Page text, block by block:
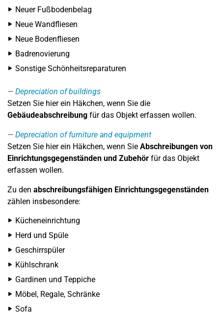
Neuer Fußbodenbelag
Neue Wandfliesen
Neue Bodenfliesen
Badrenovierung
Sonstige Schönheitsreparaturen
Depreciation of buildings
Setzen Sie hier ein Häkchen, wenn Sie die
Gebäudeabschreibung für das Objekt erfassen wollen.
Depreciation of furniture and equipment
Setzen Sie hier ein Häkchen, wenn Sie Abschreibungen von
Einrichtungsgegenständen und Zubehör für das Objekt
erfassen wollen.
Zu den abschreibungsfähigen Einrichtungsgegenständen
zählen insbesondere:
Kücheneinrichtung
Herd und Spüle
Geschirrspüler
Kühlschrank
Gardinen und Teppiche
Möbel, Regale, Schränke
Sofa